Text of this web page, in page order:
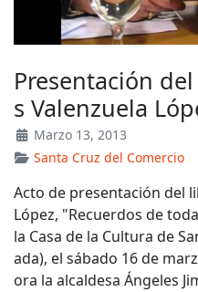
Presentación
s Valenzuela
Marzo 13, 2013
Santa Cruz del Comercio
Acto de presentación del
López, "Recuerdos de
la Casa de la Cultura de
ada), el sábado 16 de
ora la alcaldesa Ángeles